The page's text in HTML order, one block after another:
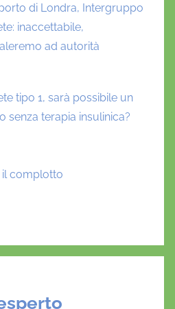
di Londra, Intergruppo
inaccettabile,
ad autorità
tipo 1, sarà possibile un
senza terapia insulinica?
il complotto